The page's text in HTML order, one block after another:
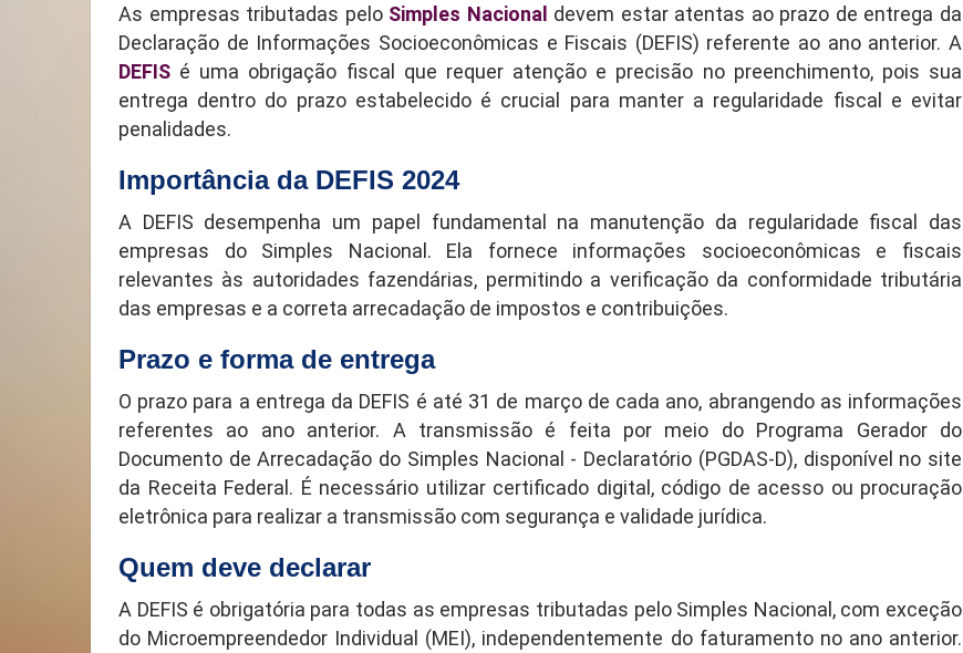
As empresas tributadas pelo Simples Nacional devem estar atentas ao prazo de entrega da
Declaração de Informações Socioeconômicas e Fiscais (DEFIS) referente ao ano anterior. A
DEFIS é uma obrigação fiscal que requer atenção e precisão no preenchimento, pois sua
entrega dentro do prazo estabelecido é crucial para manter a regularidade fiscal e evitar
penalidades.
Importância da DEFIS 2024
A DEFIS desempenha um papel fundamental na manutenção da regularidade fiscal das
empresas do Simples Nacional. Ela fornece informações socioeconômicas e fiscais
relevantes às autoridades fazendárias, permitindo a verificação da conformidade tributária
das empresas e a correta arrecadação de impostos e contribuições.
Prazo e forma de entrega
O prazo para a entrega da DEFIS é até 31 de março de cada ano, abrangendo as informações
referentes ao ano anterior. A transmissão é feita por meio do Programa Gerador do
Documento de Arrecadação do Simples Nacional - Declaratório (PGDAS-D), disponível no site
da Receita Federal. É necessário utilizar certificado digital, código de acesso ou procuração
eletrônica para realizar a transmissão com segurança e validade jurídica.
Quem deve declarar
A DEFIS é obrigatória para todas as empresas tributadas pelo Simples Nacional, com exceção
do Microempreendedor Individual (MEI), independentemente do faturamento no ano anterior.